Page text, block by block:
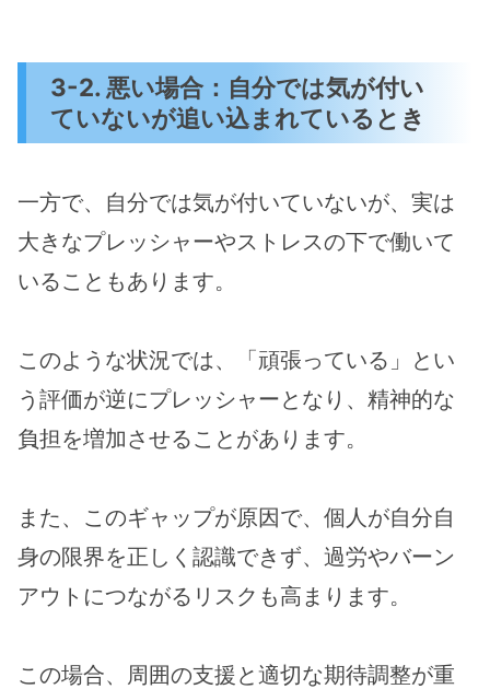
3-2. 悪い場合：自分では気が付い
ていないが追い込まれているとき
一方で、自分では気が付いていないが、実は
大きなプレッシャーやストレスの下で働いて
いることもあります。
このような状況では、「頑張っている」とい
う評価が逆にプレッシャーとなり、精神的な
負担を増加させることがあります。
また、このギャップが原因で、個人が自分自
身の限界を正しく認識できず、過労やバーン
アウトにつながるリスクも高まります。
この場合、周囲の支援と適切な期待調整が重